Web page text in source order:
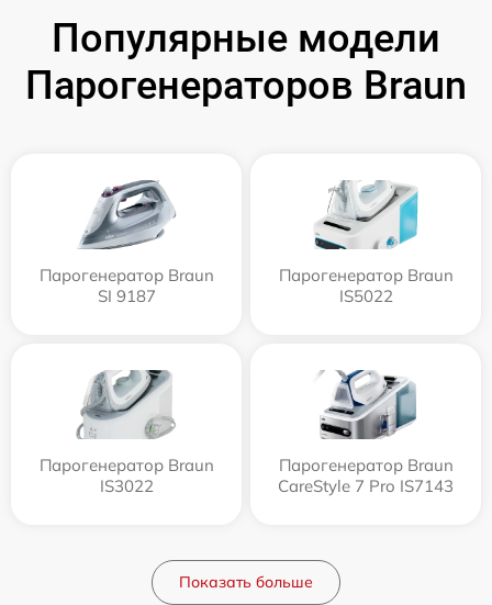
Популярные модели
Парогенераторов Braun
Парогенератор Braun
SI 9187
Парогенератор Braun
IS5022
Парогенератор Braun
IS3022
Парогенератор Braun
CareStyle 7 Pro IS7143
Показать больше